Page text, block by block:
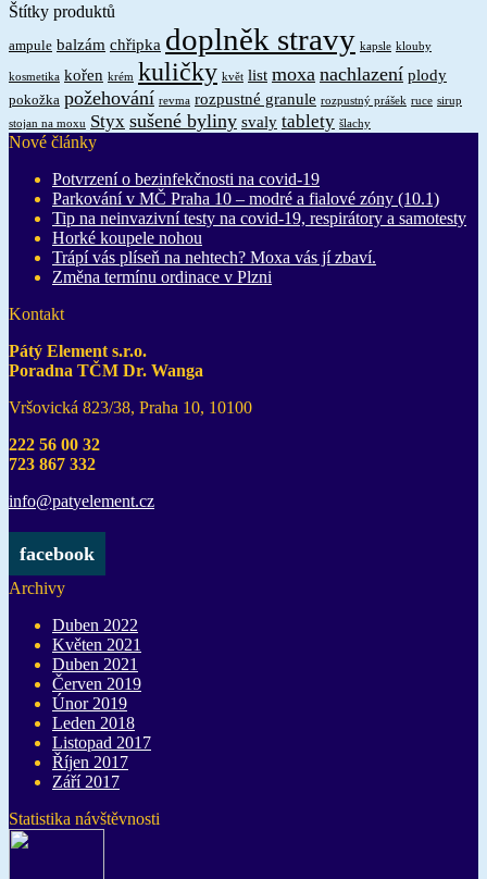
Štítky produktů
ampule balzám chřipka doplněk stravy kapsle klouby
kosmetika kořen krém kuličky květ list moxa nachlazení plody
pokožka požehování revma rozpustné granule rozpustný prášek ruce sirup
stojan na moxu Styx sušené byliny svaly tablety šlachy
Nové články
Potvrzení o bezinfekčnosti na covid-19
Parkování v MČ Praha 10 – modré a fialové zóny (10.1)
Tip na neinvazivní testy na covid-19, respirátory a samotesty
Horké koupele nohou
Trápí vás plíseň na nehtech? Moxa vás jí zbaví.
Změna termínu ordinace v Plzni
Kontakt
Pátý Element s.r.o.
Poradna TČM Dr. Wanga
Vršovická 823/38, Praha 10, 10100
222 56 00 32
723 867 332
info@patyelement.cz
facebook
Archivy
Duben 2022
Květen 2021
Duben 2021
Červen 2019
Únor 2019
Leden 2018
Listopad 2017
Říjen 2017
Září 2017
Statistika návštěvnosti